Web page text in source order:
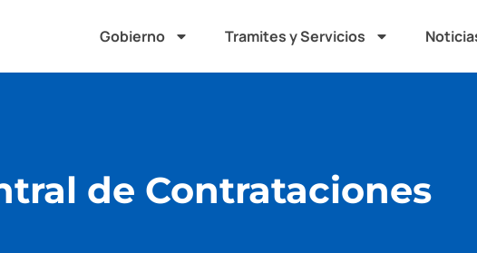
Gobierno Tramites y Servicios
de Contrataciones